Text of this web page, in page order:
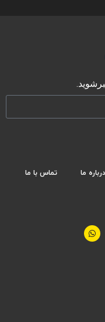
درباره ما تماس با ما